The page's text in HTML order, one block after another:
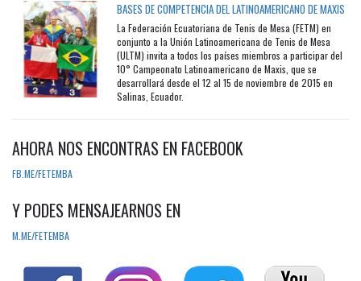
BASES DE COMPETENCIA DEL LATINOAMERICANO DE MAXIS
La Federación Ecuatoriana de Tenis de Mesa (FETM) en
conjunto a la Unión Latinoamericana de Tenis de Mesa
(ULTM) invita a todos los países miembros a participar del
10° Campeonato Latinoamericano de Maxis, que se
desarrollará desde el 12 al 15 de noviembre de 2015 en
Salinas, Ecuador.
AHORA NOS ENCONTRAS EN FACEBOOK
FB.ME/FETEMBA
Y PODES MENSAJEARNOS EN
M.ME/FETEMBA